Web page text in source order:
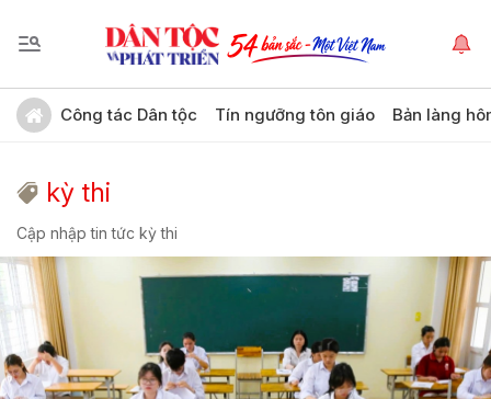
Công tác Dân tộc Tín ngưỡng tôn giáo Bản làng
kỳ thi
Cập nhập tin tức kỳ thi